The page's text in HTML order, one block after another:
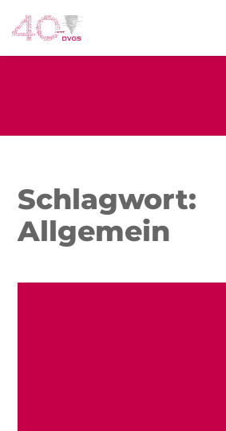
Schlagwort:
Allgemein